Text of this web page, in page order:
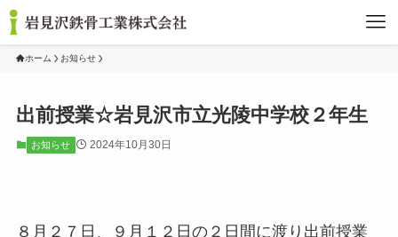
ホーム お知らせ
出前授業☆岩見沢市立光陵中学校２年生
お知らせ 2024年10月30日
８月２７日、９月１２日の２日間に渡り出前授業